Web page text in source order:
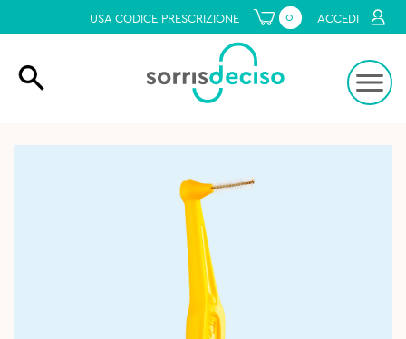
USA CODICE PRESCRIZIONE 0 ACCEDI